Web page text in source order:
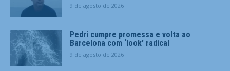
9 de agosto de 2026
Pedri cumpre promessa e volta ao
Barcelona com ‘look’ radical
9 de agosto de 2026